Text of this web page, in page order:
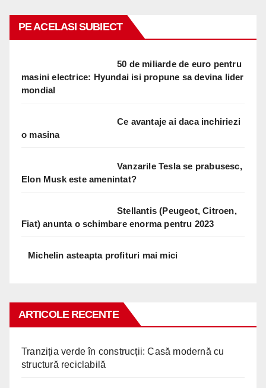
PE ACELASI SUBIECT
50 de miliarde de euro pentru
masini electrice: Hyundai isi propune sa devina lider
mondial
Ce avantaje ai daca inchiriezi
o masina
Vanzarile Tesla se prabusesc,
Elon Musk este amenintat?
Stellantis (Peugeot, Citroen,
Fiat) anunta o schimbare enorma pentru 2023
Michelin asteapta profituri mai mici
ARTICOLE RECENTE
Tranziția verde în construcții: Casă modernă cu
structură reciclabilă